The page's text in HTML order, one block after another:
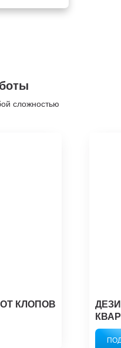
сложностью
КЛОПОВ